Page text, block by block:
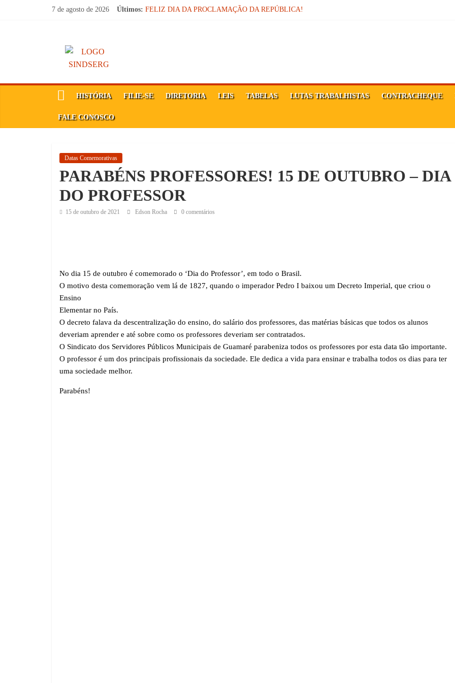
7 de agosto de 2026 Últimos: FELIZ DIA DA PROCLAMAÇÃO DA REPÚBLICA!
SindSerg
Guamaré
Sindicato
dos
Servidores
Públicos
de
Guamaré
SINDSERG
HISTÓRIA FILIE-SE DIRETORIA LEIS TABELAS LUTAS TRABALHISTAS CONTRACHEQUE
FALE CONOSCO
Datas Comemorativas
PARABÉNS PROFESSORES! 15 DE OUTUBRO – DIA
DO PROFESSOR
15 de outubro de 2021 Edson Rocha 0 comentários
No dia 15 de outubro é comemorado o ‘Dia do Professor’, em todo o Brasil.
O motivo desta comemoração vem lá de 1827, quando o imperador Pedro I baixou um Decreto Imperial, que criou o
Ensino
Elementar no País.
O decreto falava da descentralização do ensino, do salário dos professores, das matérias básicas que todos os alunos
deveriam aprender e até sobre como os professores deveriam ser contratados.
O Sindicato dos Servidores Públicos Municipais de Guamaré parabeniza todos os professores por esta data tão importante.
O professor é um dos principais profissionais da sociedade. Ele dedica a vida para ensinar e trabalha todos os dias para ter
uma sociedade melhor.
Parabéns!